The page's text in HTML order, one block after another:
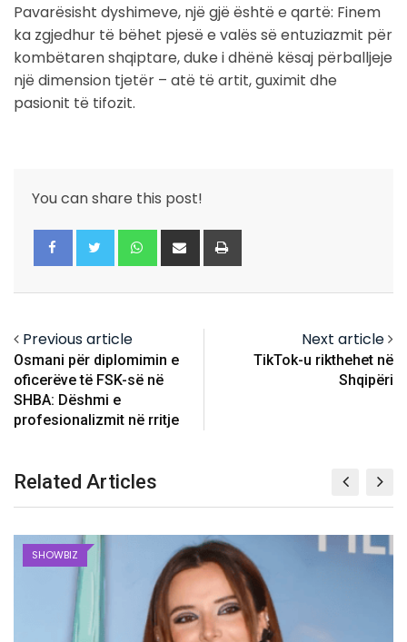
Pavarësisht dyshimeve, një gjë është e qartë: Finem
ka zgjedhur të bëhet pjesë e valës së entuziazmit për
kombëtaren shqiptare, duke i dhënë kësaj përballjeje
një dimension tjetër – atë të artit, guximit dhe
pasionit të tifozit.
You can share this post!
Whatsapp
Share
via
Previous article
Osmani për diplomimin e
oficerëve të FSK-së në
SHBA: Dëshmi e
profesionalizmit në rritje
Next article
TikTok-u rikthehet në
Shqipëri
Related Articles
SHOWBIZ